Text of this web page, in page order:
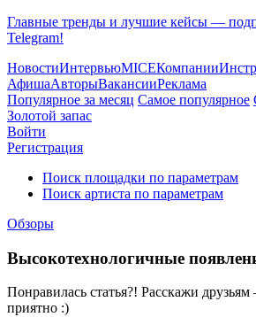
Главные тренды и лучшие кейсы —
Telegram!
НовостиИнтервьюMICEКомпании
АфишаАвторыВакансииРеклама
Популярное за месяц Самое популярное
Золотой запас
Войти
Регистрация
Поиск площадки по параметрам
Поиск артиста по параметрам
Обзоры
Высокотехнологичные
Понравилась статья?! Расскажи
приятно :)